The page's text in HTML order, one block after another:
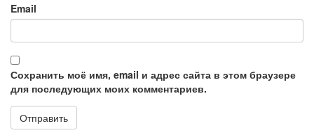
Email
Сохранить моё имя, email и адрес сайта в этом браузере
для последующих моих комментариев.